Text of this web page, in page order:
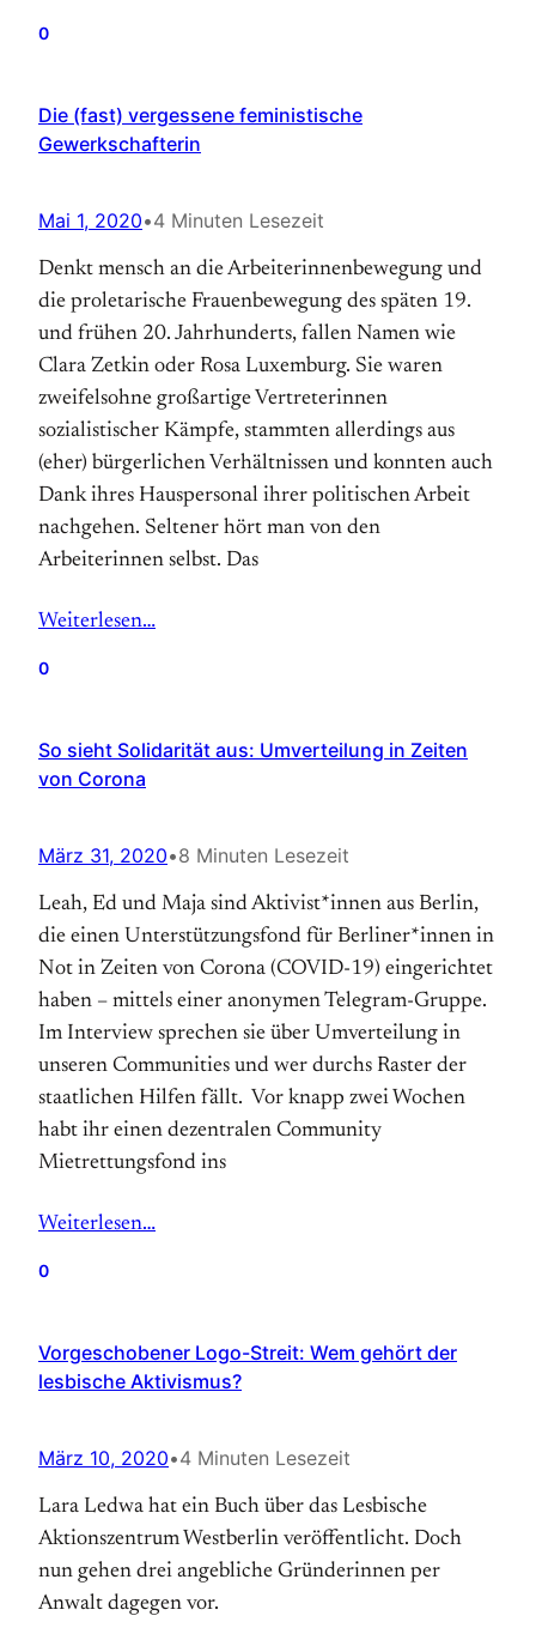
0
Die (fast) vergessene feministische
Gewerkschafterin
Mai 1, 2020•4 Minuten Lesezeit
Denkt mensch an die Arbeiterinnenbewegung und
die proletarische Frauenbewegung des späten 19.
und frühen 20. Jahrhunderts, fallen Namen wie
Clara Zetkin oder Rosa Luxemburg. Sie waren
zweifelsohne großartige Vertreterinnen
sozialistischer Kämpfe, stammten allerdings aus
(eher) bürgerlichen Verhältnissen und konnten auch
Dank ihres Hauspersonal ihrer politischen Arbeit
nachgehen. Seltener hört man von den
Arbeiterinnen selbst. Das
Weiterlesen…
0
So sieht Solidarität aus: Umverteilung in Zeiten
von Corona
März 31, 2020•8 Minuten Lesezeit
Leah, Ed und Maja sind Aktivist*innen aus Berlin,
die einen Unterstützungsfond für Berliner*innen in
Not in Zeiten von Corona (COVID-19) eingerichtet
haben – mittels einer anonymen Telegram-Gruppe.
Im Interview sprechen sie über Umverteilung in
unseren Communities und wer durchs Raster der
staatlichen Hilfen fällt. Vor knapp zwei Wochen
habt ihr einen dezentralen Community
Mietrettungsfond ins
Weiterlesen…
0
Vorgeschobener Logo-Streit: Wem gehört der
lesbische Aktivismus?
März 10, 2020•4 Minuten Lesezeit
Lara Ledwa hat ein Buch über das Lesbische
Aktionszentrum Westberlin veröffentlicht. Doch
nun gehen drei angebliche Gründerinnen per
Anwalt dagegen vor.